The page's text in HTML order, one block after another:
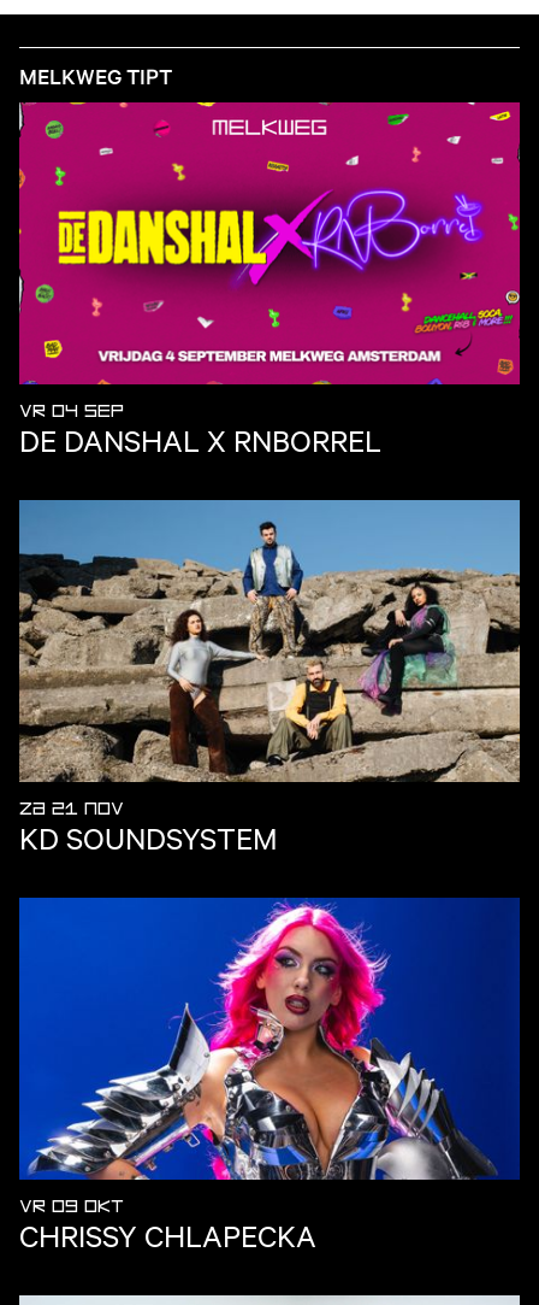
MELKWEG TIPT
VR 04 SEP
DE DANSHAL X RNBORREL
ZA 21 NOV
KD SOUNDSYSTEM
VR 09 OKT
CHRISSY CHLAPECKA